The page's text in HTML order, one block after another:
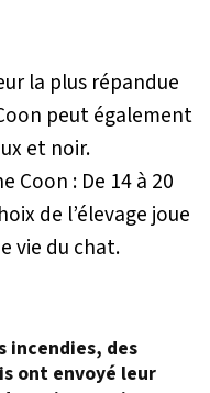
la plus répandue
peut également
et noir.
Coon : De 14 à 20
de l’élevage joue
vie du chat.
incendies, des
ont envoyé leur